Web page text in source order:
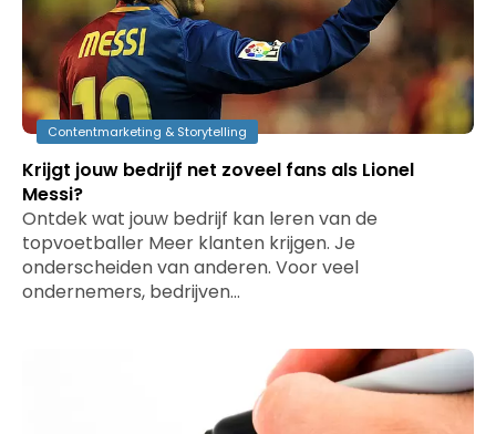
Contentmarketing & Storytelling
Krijgt jouw bedrijf net zoveel fans als Lionel
Messi?
Ontdek wat jouw bedrijf kan leren van de
topvoetballer Meer klanten krijgen. Je
onderscheiden van anderen. Voor veel
ondernemers, bedrijven…